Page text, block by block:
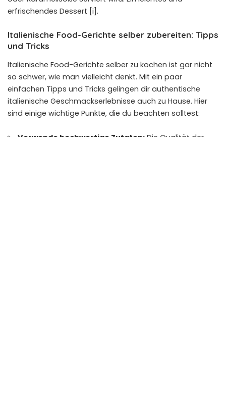
erfrischendes Dessert [i].
Italienische Food-Gerichte selber zubereiten: Tipps
und Tricks
Italienische Food-Gerichte selber zu kochen ist gar nicht
so schwer, wie man vielleicht denkt. Mit ein paar
einfachen Tipps und Tricks gelingen dir authentische
italienische Geschmackserlebnisse auch zu Hause. Hier
sind einige wichtige Punkte, die du beachten solltest:
Verwende hochwertige Zutaten: Die Qualität der